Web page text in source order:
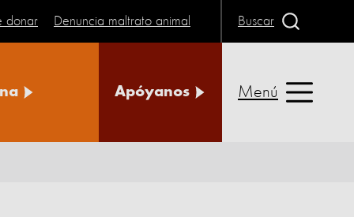
donar Denuncia maltrato animal Buscar
Apóyanos Menú